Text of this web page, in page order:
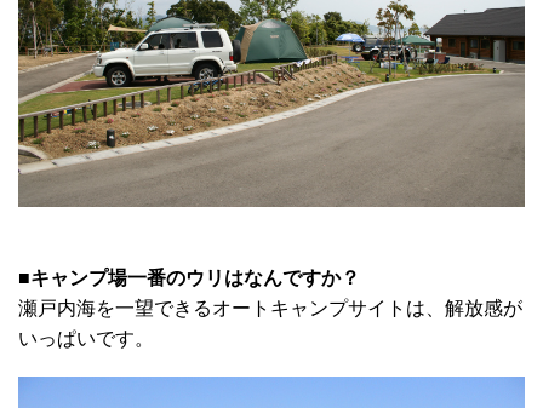
■キャンプ場一番のウリはなんですか？
瀬戸内海を一望できるオートキャンプサイトは、解放感が
いっぱいです。